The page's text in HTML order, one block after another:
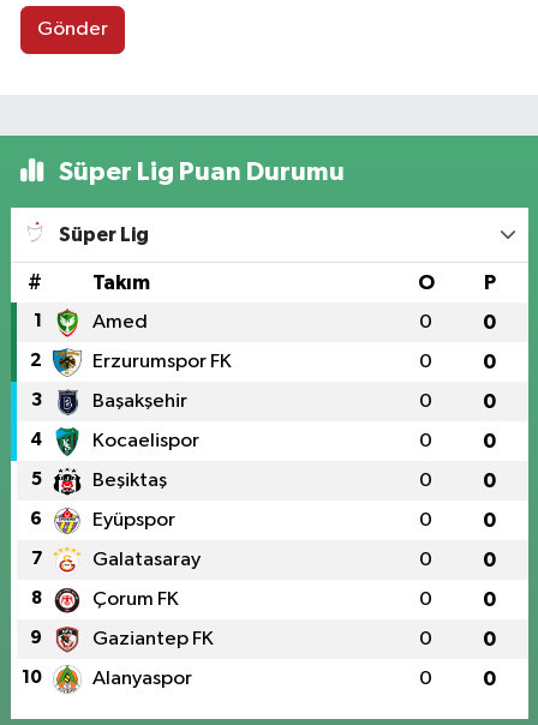
Gönder
Süper Lig Puan Durumu
Süper Lig
# Takım O P
1 Amed 0 0
2 Erzurumspor FK 0 0
3 Başakşehir 0 0
4 Kocaelispor 0 0
5 Beşiktaş 0 0
6 Eyüpspor 0 0
7 Galatasaray 0 0
8 Çorum FK 0 0
9 Gaziantep FK 0 0
10 Alanyaspor 0 0